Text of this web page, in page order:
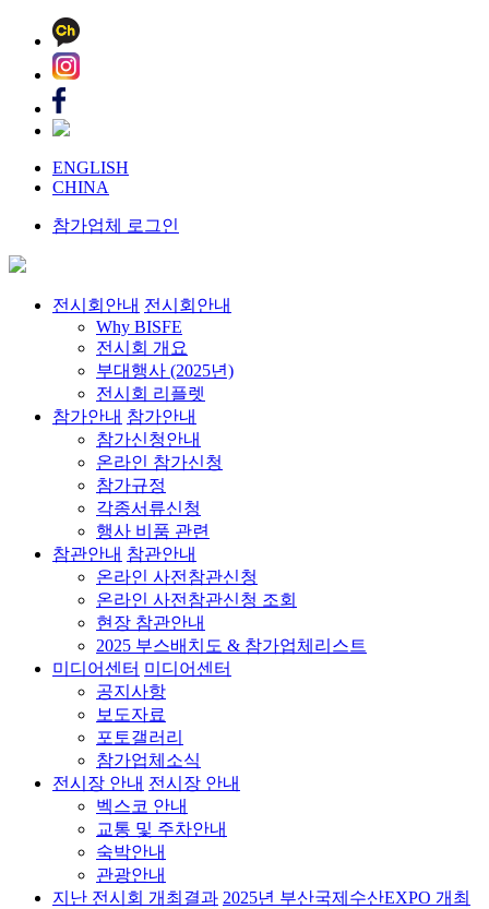
ENGLISH
CHINA
참가업체 로그인
전시회안내 전시회안내
Why BISFE
전시회 개요
부대행사 (2025년)
전시회 리플렛
참가안내 참가안내
참가신청안내
온라인 참가신청
참가규정
각종서류신청
행사 비품 관련
참관안내 참관안내
온라인 사전참관신청
온라인 사전참관신청 조회
현장 참관안내
2025 부스배치도 & 참가업체리스트
미디어센터 미디어센터
공지사항
보도자료
포토갤러리
참가업체소식
전시장 안내 전시장 안내
벡스코 안내
교통 및 주차안내
숙박안내
관광안내
지난 전시회 개최결과 2025년 부산국제수산EXPO 개최